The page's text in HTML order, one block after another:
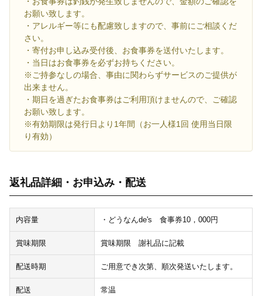
お願い致します。
・アレルギー等にも配慮致しますので、事前にご相談くだ
さい。
・寄付お申し込み受付後、お食事券を送付いたします。
・当日はお食事券を必ずお持ちください。
※ご持参なしの場合、事由に関わらずサービスのご提供が
出来ません。
・期日を過ぎたお食事券はご利用頂けませんので、ご確認
お願い致します。
※有効期限は発行日より1年間（お一人様1回 使用当日限
り有効）
返礼品詳細・お申込み・配送
内容量 ・どうなんde's 食事券10，000円
賞味期限 賞味期限 謝礼品に記載
配送時期 ご用意でき次第、順次発送いたします。
配送 常温